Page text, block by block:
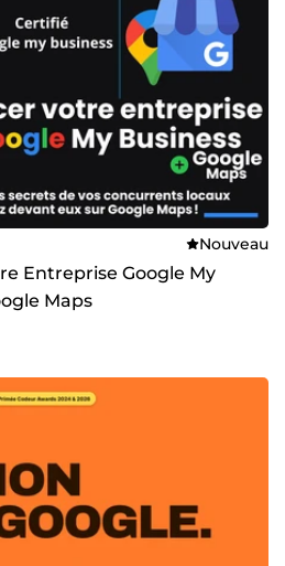
Nouveau
Entreprise Google My
Maps